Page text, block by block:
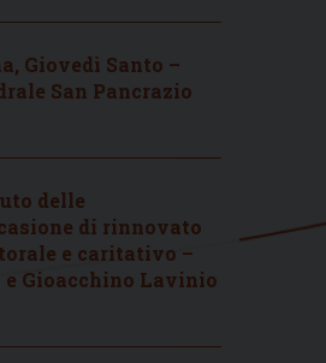
Giovedì Santo –
San Pancrazio
delle
di rinnovato
e caritativo –
Gioacchino Lavinio